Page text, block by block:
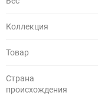
Коллекция
Товар
Страна
происхождения